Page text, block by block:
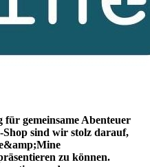
gemeinsame Abenteuer
sind wir stolz darauf,
zu können.